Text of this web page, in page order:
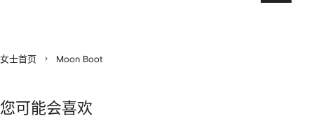
一
女士首页 Moon Boot
您可能会喜欢